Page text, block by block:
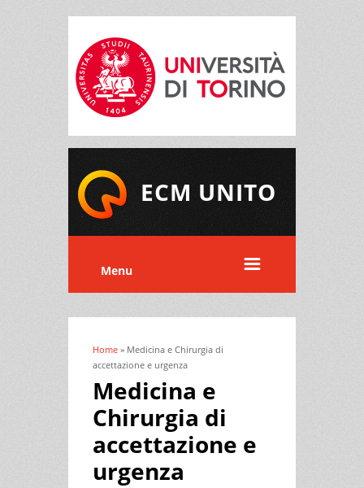
ECM UNITO
Menu
Tu sei qui
Home » Medicina e Chirurgia di
accettazione e urgenza
Medicina e
Chirurgia di
accettazione e
urgenza